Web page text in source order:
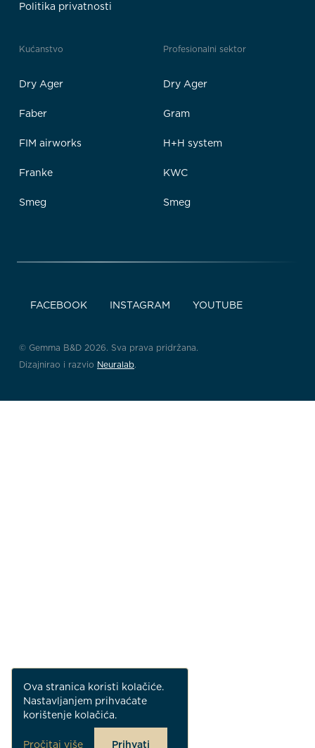
Politika privatnosti
Kućanstvo
Dry Ager
Faber
FIM airworks
Franke
Smeg
Profesionalni sektor
Dry Ager
Gram
H+H system
KWC
Smeg
FACEBOOK INSTAGRAM YOUTUBE
© Gemma B&D 2026. Sva prava pridržana.
Dizajnirao i razvio Neuralab.
Ova stranica koristi kolačiće.
Nastavljanjem prihvaćate
korištenje kolačića.
Pročitaj više Prihvati